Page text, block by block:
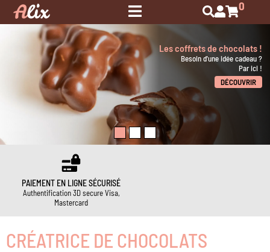
0
Les coffrets de chocolats !
Besoin d'une idée cadeau ?
Par ici !
DÉCOUVRIR
PAIEMENT EN LIGNE SÉCURISÉ
Authentification 3D secure Visa,
Mastercard
CRÉATRICE DE CHOCOLATS